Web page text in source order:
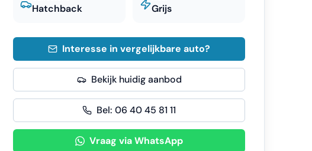
Hatchback Grijs
Interesse in vergelijkbare auto?
Bekijk huidig aanbod
Bel:06 40 45 81 11
Vraag via WhatsApp